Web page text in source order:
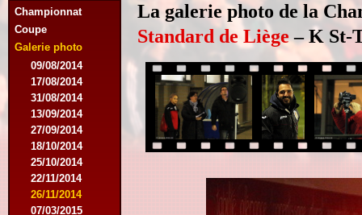
Championnat
Coupe
Galerie photo
09/08/2014
17/08/2014
31/08/2014
13/09/2014
27/09/2014
18/10/2014
25/10/2014
22/11/2014
26/11/2014
07/03/2015
La galerie photo de la
Standard de Liège– K St-